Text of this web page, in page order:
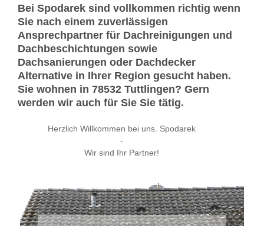
Bei Spodarek sind vollkommen richtig wenn
Sie nach einem zuverlässigen
Ansprechpartner für Dachreinigungen und
Dachbeschichtungen sowie
Dachsanierungen oder Dachdecker
Alternative in Ihrer Region gesucht haben.
Sie wohnen in 78532 Tuttlingen? Gern
werden wir auch für Sie Sie tätig.
Herzlich Willkommen bei uns. Spodarek
-
Wir sind Ihr Partner!